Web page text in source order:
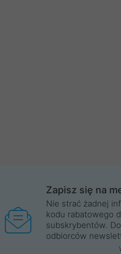
Zapisz się na
Nie strać żadnej
kodu rabatowego
subskrybentów.
odbiorców